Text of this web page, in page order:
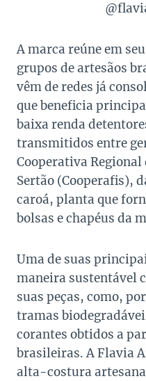
A marca reúne em
grupos de artesãos
vêm de redes já
que beneficia
baixa renda
transmitidos entre
Cooperativa
Sertão (Cooperafis),
caroá, planta que
bolsas e chapéus da
Uma de suas
maneira sustentável
suas peças, como,
tramas
corantes obtidos a
brasileiras. A Flavia
alta-costura